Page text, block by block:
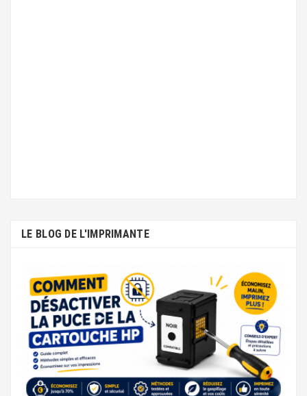
LE BLOG DE L'IMPRIMANTE